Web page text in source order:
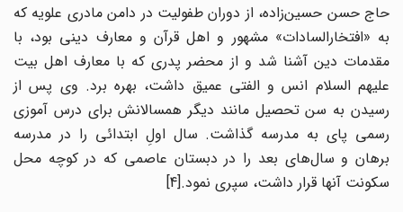
حاج حسن حسین‌زاده، از دوران طفولیت در دامن مادری علویه که
به «افتخارالسادات» مشهور و اهل قرآن و معارف دینی بود، با
مقدمات دین آشنا شد و از محضر پدری که با معارف اهل بیت
علیهم السلام انس و الفتی عمیق داشت، بهره برد. وی پس از
رسیدن به سن تحصیل مانند دیگر همسالانش برای درس آموزی
رسمی پای به مدرسه گذاشت. سال اولِ ابتدائی را در مدرسه
برهان و سال‌های بعد را در دبستان عاصمی که در کوچه محل
سکونت آنها قرار داشت، سپری نمود.[4]